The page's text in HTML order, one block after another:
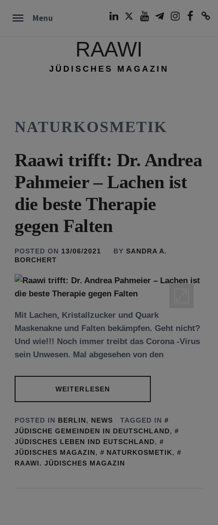
Menu
RAAWI
JÜDISCHES MAGAZIN
NATURKOSMETIK
Raawi trifft: Dr. Andrea
Pahmeier – Lachen ist
die beste Therapie
gegen Falten
POSTED ON 13/06/2021 BY SANDRA A.
BORCHERT
Mit Lachen, Kristallzucker und Quark
Maskenakne und Falten bekämpfen. Geht nicht?
Und wie!!! Noch immer treibt das Corona -Virus
sein Unwesen. Mal abgesehen von den
WEITERLESEN
POSTED IN BERLIN, NEWS
TAGGED IN
JÜDISCHE GEMEINDEN IN DEUTSCHLAND,
JÜDISCHES LEBEN IND EUTSCHLAND,
JÜDISCHES MAGAZIN, NATURKOSMETIK,
RAAWI. JÜDISCHES MAGAZIN